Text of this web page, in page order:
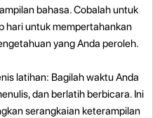
bahasa. Cobalah untuk
hari untuk mempertahankan
yang Anda peroleh.
latihan: Bagilah waktu Anda
dan berlatih berbicara. Ini
serangkaian keterampilan